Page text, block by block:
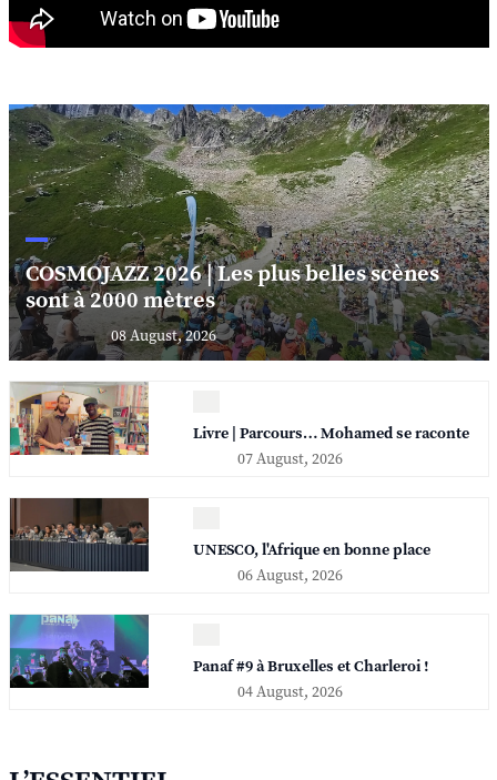
COSMOJAZZ 2026 | Les plus belles scènes
sont à 2000 mètres
08 August, 2026
Livre | Parcours… Mohamed se raconte
07 August, 2026
UNESCO, l'Afrique en bonne place
06 August, 2026
Panaf #9 à Bruxelles et Charleroi !
04 August, 2026